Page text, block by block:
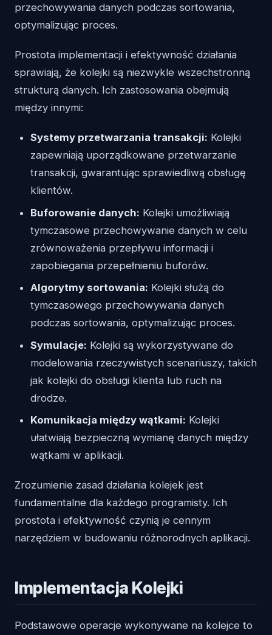
przechowywania danych podczas sortowania,
optymalizując proces.
Prostota implementacji i efektywność działania
sprawiają, że kolejki są niezwykle wszechstronną
strukturą danych. Ich zastosowania obejmują
między innymi:
Systemy przetwarzania transakcji: Kolejki
zapewniają uporządkowane przetwarzanie
transakcji, gwarantując sprawiedliwą obsługę
klientów.
Buforowanie danych: Kolejki umożliwiają
tymczasowe przechowywanie danych w celu
zrównoważenia przepływu informacji i
zapobiegania przepełnieniu buforów.
Algorytmy sortowania: Kolejki służą do
tymczasowego przechowywania danych
podczas sortowania, optymalizując proces.
Symulacje: Kolejki są wykorzystywane do
modelowania rzeczywistych scenariuszy, takich
jak kolejki do obsługi klienta lub ruch na
drodze.
Komunikacja między wątkami: Kolejki
ułatwiają bezpieczną wymianę danych między
wątkami w aplikacji.
Zrozumienie zasad działania kolejek jest
fundamentalne dla każdego programisty. Ich
prostota i efektywność czynią je cennym
narzędziem w budowaniu różnorodnych aplikacji.
Implementacja Kolejki
Podstawowe operacje wykonywane na kolejce to